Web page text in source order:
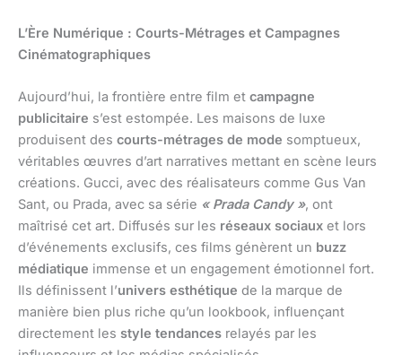
L’Ère Numérique : Courts-Métrages et Campagnes
Cinématographiques
Aujourd’hui, la frontière entre film et campagne
publicitaire s’est estompée. Les maisons de luxe
produisent des courts-métrages de mode somptueux,
véritables œuvres d’art narratives mettant en scène leurs
créations. Gucci, avec des réalisateurs comme Gus Van
Sant, ou Prada, avec sa série « Prada Candy », ont
maîtrisé cet art. Diffusés sur les réseaux sociaux et lors
d’événements exclusifs, ces films génèrent un buzz
médiatique immense et un engagement émotionnel fort.
Ils définissent l’univers esthétique de la marque de
manière bien plus riche qu’un lookbook, influençant
directement les style tendances relayés par les